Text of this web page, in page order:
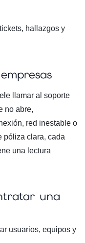
hallazgos y
llamar al soporte
no abre,
red inestable o
póliza clara, cada
una lectura
una
usuarios, equipos y